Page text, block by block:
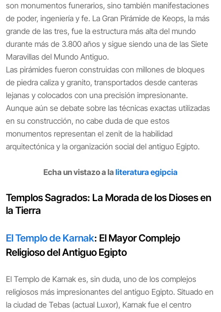
son monumentos funerarios, sino también manifestaciones
de poder, ingeniería y fe. La Gran Pirámide de Keops, la más
grande de las tres, fue la estructura más alta del mundo
durante más de 3.800 años y sigue siendo una de las Siete
Maravillas del Mundo Antiguo.
Las pirámides fueron construidas con millones de bloques
de piedra caliza y granito, transportados desde canteras
lejanas y colocados con una precisión impresionante.
Aunque aún se debate sobre las técnicas exactas utilizadas
en su construcción, no cabe duda de que estos
monumentos representan el zenit de la habilidad
arquitectónica y la organización social del antiguo Egipto.
Echa un vistazo a la literatura egipcia
Templos Sagrados: La Morada de los Dioses en
la Tierra
El Templo de Karnak: El Mayor Complejo
Religioso del Antiguo Egipto
El Templo de Karnak es, sin duda, uno de los complejos
religiosos más impresionantes del antiguo Egipto. Situado en
la ciudad de Tebas (actual Luxor), Karnak fue el centro